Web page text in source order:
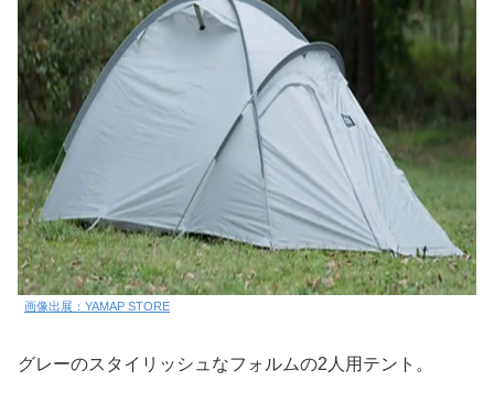
画像出展：YAMAP STORE
グレーのスタイリッシュなフォルムの2人用テント。